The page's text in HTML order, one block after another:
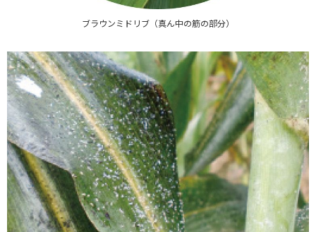
ブラウンミドリブ （真ん中の筋の部分）